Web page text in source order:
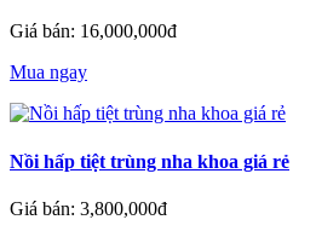
Giá bán: 16,000,000đ
Mua ngay
Nồi hấp tiệt trùng nha khoa giá rẻ
Giá bán: 3,800,000đ